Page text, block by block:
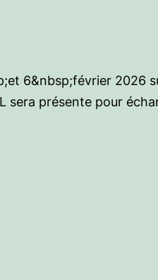
6&nbsp;février 2026
présente pour